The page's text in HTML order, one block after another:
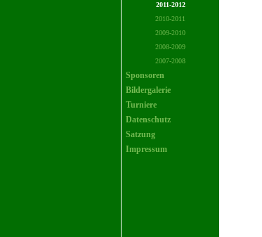
2011-2012
2010-2011
2009-2010
2008-2009
2007-2008
Sponsoren
Bildergalerie
Turniere
Datenschutz
Satzung
Impressum